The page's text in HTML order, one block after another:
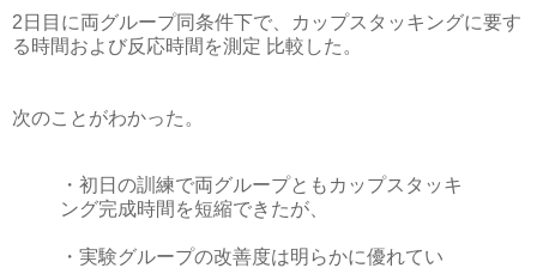
2日目に両グループ同条件下で、カップスタッキングに要す
る時間および反応時間を測定 比較した。
次のことがわかった。
・初日の訓練で両グループともカップスタッキ
ング完成時間を短縮できたが、
・実験グループの改善度は明らかに優れてい